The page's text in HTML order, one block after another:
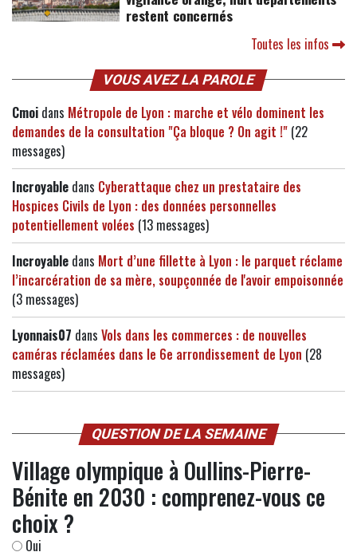
restent concernés
Toutes les infos
VOUS AVEZ LA PAROLE
Cmoi dans Métropole de Lyon : marche et vélo dominent les
demandes de la consultation "Ça bloque ? On agit !" (22
messages)
Incroyable dans Cyberattaque chez un prestataire des
Hospices Civils de Lyon : des données personnelles
potentiellement volées (13 messages)
Incroyable dans Mort d’une fillette à Lyon : le parquet réclame
l’incarcération de sa mère, soupçonnée de l'avoir empoisonnée
(3 messages)
Lyonnais07 dans Vols dans les commerces : de nouvelles
caméras réclamées dans le 6e arrondissement de Lyon (28
messages)
QUESTION DE LA SEMAINE
Village olympique à Oullins-Pierre-
Bénite en 2030 : comprenez-vous ce
choix ?
Oui